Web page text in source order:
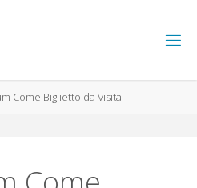
Come Biglietto da Visita